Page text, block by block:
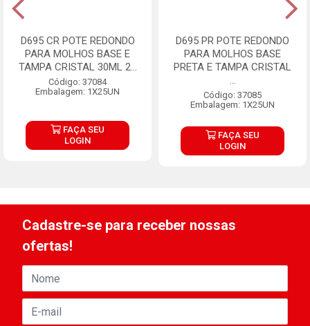
D695 CR POTE REDONDO
PARA MOLHOS BASE E
TAMPA CRISTAL 30ML 2...
Código: 37084
Embalagem: 1X25UN
FAÇA SEU
LOGIN
D695 PR POTE REDONDO
PARA MOLHOS BASE
PRETA E TAMPA CRISTAL
...
Código: 37085
Embalagem: 1X25UN
FAÇA SEU
LOGIN
Cadastre-se para receber nossas
ofertas!